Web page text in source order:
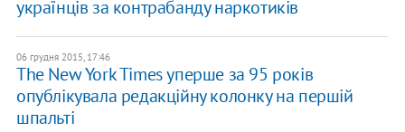
українців за контрабанду наркотиків
06 грудня 2015, 17:46
The New York Times уперше за 95 років
опублікувала редакційну колонку на першій
шпальті